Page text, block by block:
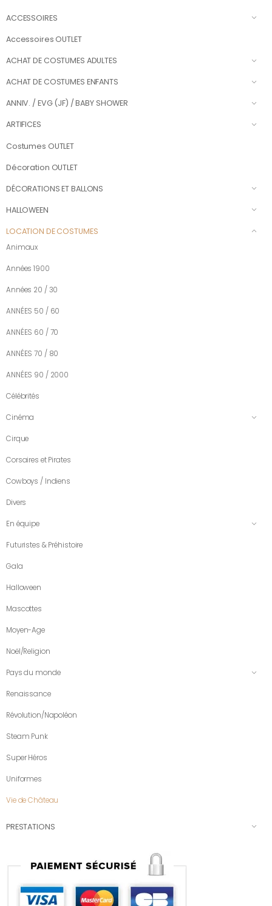
ACCESSOIRES
Accessoires OUTLET
ACHAT DE COSTUMES ADULTES
ACHAT DE COSTUMES ENFANTS
ANNIV. / EVG (JF) / BABY SHOWER
ARTIFICES
Costumes OUTLET
Décoration OUTLET
DÉCORATIONS ET BALLONS
HALLOWEEN
LOCATION DE COSTUMES
Animaux
Années 1900
Années 20 / 30
ANNÉES 50 / 60
ANNÉES 60 / 70
ANNÉES 70 / 80
ANNÉES 90 / 2000
Célébrités
Cinéma
Cirque
Corsaires et Pirates
Cowboys / Indiens
Divers
En équipe
Futuristes & Préhistoire
Gala
Halloween
Mascottes
Moyen-Age
Noël/Religion
Pays du monde
Renaissance
Révolution/Napoléon
Steam Punk
Super Héros
Uniformes
Vie de Château
PRESTATIONS